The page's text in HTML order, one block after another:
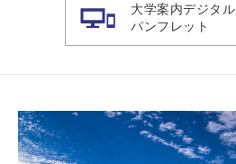
大学案内デジタル
パンフレット